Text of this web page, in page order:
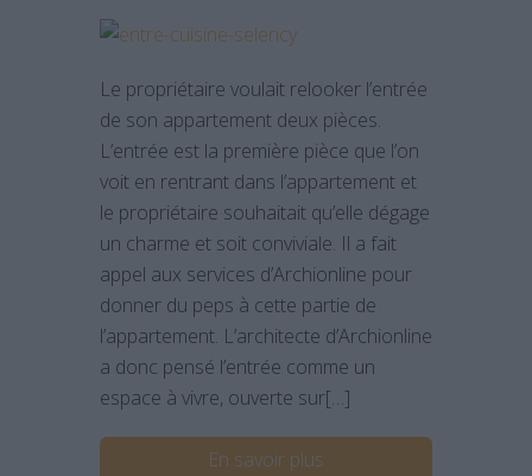
Le propriétaire voulait relooker l’entrée
de son appartement deux pièces.
L’entrée est la première pièce que l’on
voit en rentrant dans l’appartement et
le propriétaire souhaitait qu’elle dégage
un charme et soit conviviale. Il a fait
appel aux services d’Archionline pour
donner du peps à cette partie de
l’appartement. L’architecte d’Archionline
a donc pensé l’entrée comme un
espace à vivre, ouverte sur[…]
En savoir plus